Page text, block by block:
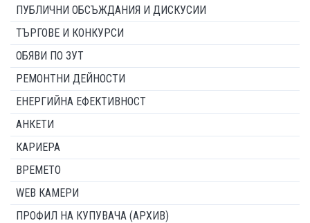
ПУБЛИЧНИ ОБСЪЖДАНИЯ И ДИСКУСИИ
ТЪРГОВЕ И КОНКУРСИ
ОБЯВИ ПО ЗУТ
РЕМОНТНИ ДЕЙНОСТИ
ЕНЕРГИЙНА ЕФЕКТИВНОСТ
АНКЕТИ
КАРИЕРА
ВРЕМЕТО
WEB КАМЕРИ
ПРОФИЛ НА КУПУВАЧА (АРХИВ)